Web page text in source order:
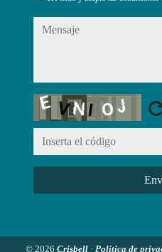
mensaje
Captcha
© 2026 Crisbell · Política de